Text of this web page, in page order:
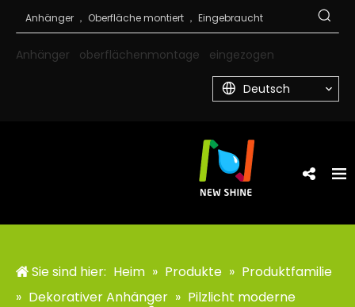
Anhänger oberflächenmontage eingezogen
Deutsch
Sie sind hier: Heim » Produkte » Produktfamilie
» Dekorativer Anhänger » Pilzlicht moderne